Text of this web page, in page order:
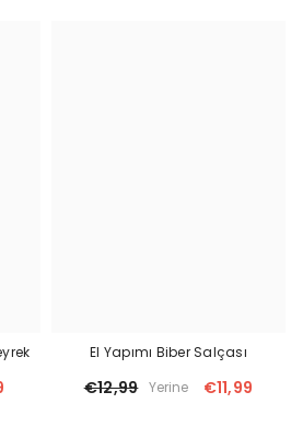
El Yapımı Biber Salçası
€12,99 Yerine €11,99